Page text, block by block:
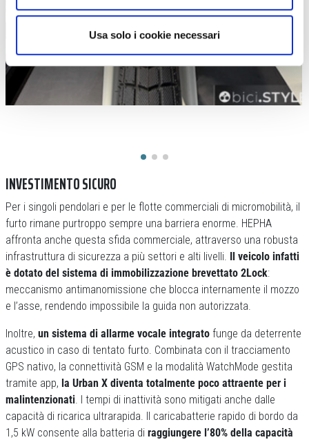
Usa solo i cookie necessari
INVESTIMENTO SICURO
Per i singoli pendolari e per le flotte commerciali di micromobilità, il
furto rimane purtroppo sempre una barriera enorme. HEPHA
affronta anche questa sfida commerciale, attraverso una robusta
infrastruttura di sicurezza a più settori e alti livelli.
Il veicolo infatti
è dotato del sistema di immobilizzazione brevettato 2Lock:
meccanismo antimanomissione che blocca internamente il mozzo
e l’asse, rendendo impossibile la guida non autorizzata.
Inoltre, un sistema di allarme vocale integrato funge da deterrente
acustico in caso di tentato furto. Combinata con il tracciamento
GPS nativo, la connettività GSM e la modalità WatchMode gestita
tramite app, la Urban X diventa totalmente poco attraente per i
malintenzionati. I tempi di inattività sono mitigati anche dalle
capacità di ricarica ultrarapida. Il caricabatterie rapido di bordo da
1,5 kW consente alla batteria di raggiungere l’80% della capacità